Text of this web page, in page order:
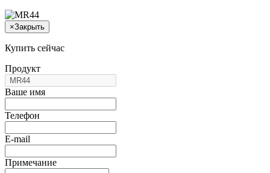
×Закрыть
Купить сейчас
Продукт
Ваше имя
Телефон
E-mail
Примечание